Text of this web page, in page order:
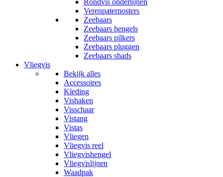
Rondvis onderlijnen
Verenpaternosters
Zeebaars
Zeebaars hengels
Zeebaars pilkers
Zeebaars pluggen
Zeebaars shads
Vliegvis
Bekijk alles
Accessoires
Kleding
Vishaken
Visschaar
Vistang
Vistas
Vliegen
Vliegvis reel
Vliegvishengel
Vliegvislijnen
Waadpak